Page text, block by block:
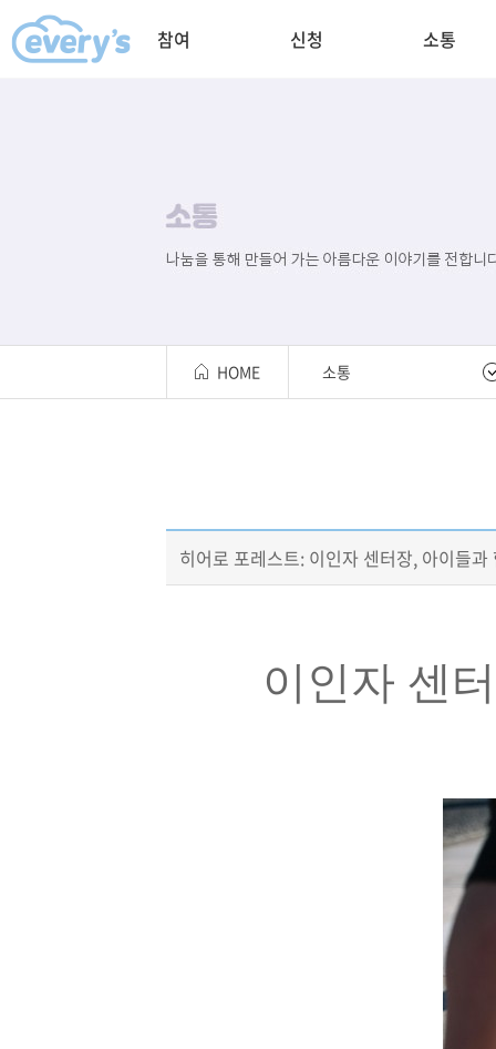
참여 신청 소통
HOME 소통
히어로 포레스트: 이인자 센터장, 아이들
이인자 센